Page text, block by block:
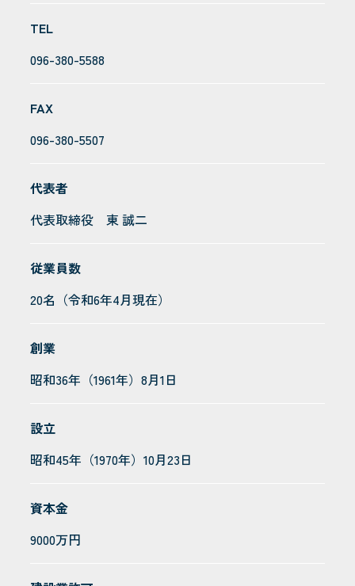
TEL
096-380-5588
FAX
096-380-5507
代表者
代表取締役 東 誠二
従業員数
20名（令和6年4月現在）
創業
昭和36年（1961年）8月1日
設立
昭和45年（1970年）10月23日
資本金
9000万円